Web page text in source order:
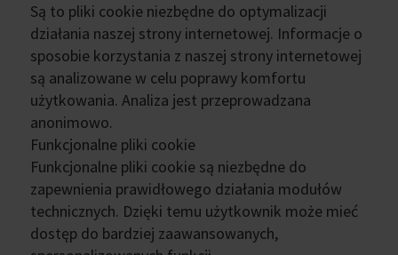
Są to pliki cookie niezbędne do optymalizacji
działania naszej strony internetowej. Informacje o
sposobie korzystania z naszej strony internetowej
są analizowane w celu poprawy komfortu
użytkowania. Analiza jest przeprowadzana
anonimowo.
Funkcjonalne pliki cookie
Funkcjonalne pliki cookie są niezbędne do
zapewnienia prawidłowego działania modułów
technicznych. Dzięki temu użytkownik może mieć
dostęp do bardziej zaawansowanych,